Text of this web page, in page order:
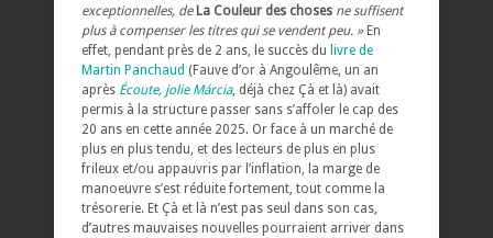
exceptionnelles, de La Couleur des choses ne suffisent
plus à compenser les titres qui se vendent peu. » En
effet, pendant près de 2 ans, le succès du livre de
Martin Panchaud (Fauve d’or à Angoulême, un an
après Écoute, jolie Márcia, déjà chez Çà et là) avait
permis à la structure passer sans s’affoler le cap des
20 ans en cette année 2025. Or face à un marché de
plus en plus tendu, et des lecteurs de plus en plus
frileux et/ou appauvris par l’inflation, la marge de
manoeuvre s’est réduite fortement, tout comme la
trésorerie. Et Çà et là n’est pas seul dans son cas,
d’autres mauvaises nouvelles pourraient arriver dans